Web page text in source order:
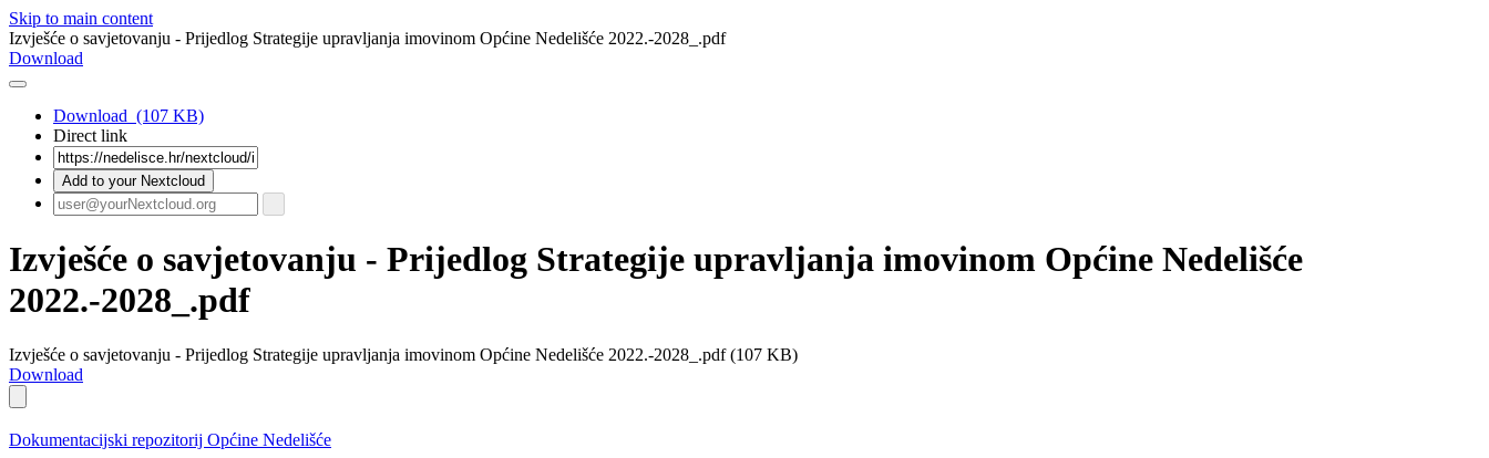
Skip to main content
Izvješće o savjetovanju - Prijedlog Strategije upravljanja imovinom Općine Nedelišće 2022.-2028_.pdf
Download
Download (107 KB)
Direct link
Add to your Nextcloud
Izvješće o savjetovanju - Prijedlog Strategije upravljanja imovinom Općine Nedelišće
2022.-2028_.pdf
Izvješće o savjetovanju - Prijedlog Strategije upravljanja imovinom Općine Nedelišće 2022.-2028_.pdf (107 KB)
Download
Dokumentacijski repozitorij Općine Nedelišće